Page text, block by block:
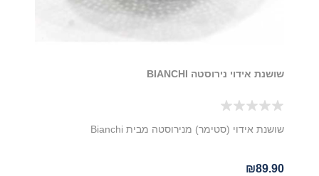
שושנת אידוי נירוסטה BIANCHI
שושנת אידוי (סטימר) מנירוסטה מבית Bianchi
₪89.90